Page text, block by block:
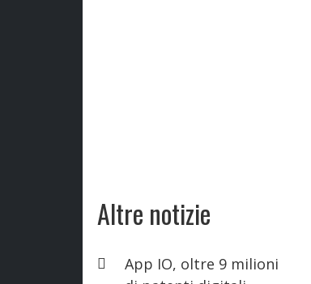
Altre notizie
App IO, oltre 9 milioni